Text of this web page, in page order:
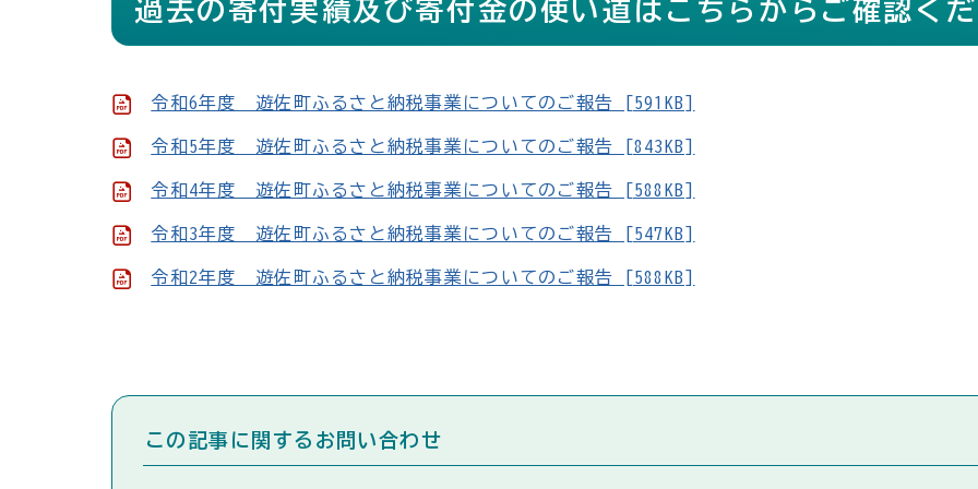
過去の寄付実績及び寄付金の使い道はこちらからご確認く
令和6年度 遊佐町ふるさと納税事業についてのご報告 [591KB]
令和5年度 遊佐町ふるさと納税事業についてのご報告 [843KB]
令和4年度 遊佐町ふるさと納税事業についてのご報告 [588KB]
令和3年度 遊佐町ふるさと納税事業についてのご報告 [547KB]
令和2年度 遊佐町ふるさと納税事業についてのご報告 [588KB]
この記事に関するお問い合わせ